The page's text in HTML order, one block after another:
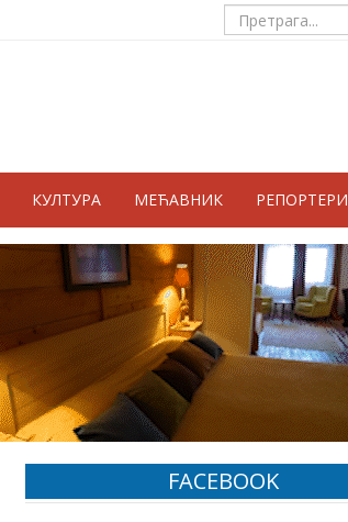
КУЛТУРА МЕЋАВНИК РЕПОРТЕРИ
FACEBOOK